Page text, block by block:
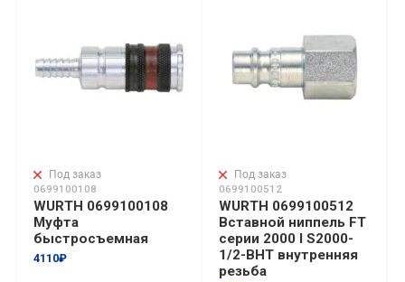
Под заказ
0699100108
WURTH 0699100108
Муфта
быстросъемная
4110₽
Под заказ
0699100512
WURTH 0699100512
Вставной ниппель FT
серии 2000 I S2000-
1/2-ВНТ внутренняя
резьба